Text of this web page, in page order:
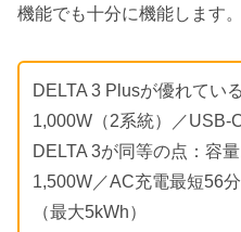
機能でも十分に機能します。
DELTA 3 Plusが優れてい
1,000W（2系統）／USB-
DELTA 3が同等の点：容
1,500W／AC充電最短56
（最大5kWh）